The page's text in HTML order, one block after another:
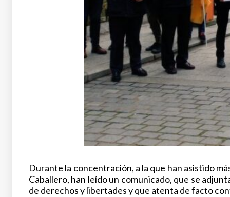
Durante la concentración, a la que han asistido
Caballero, han leído un comunicado, que se
de derechos y libertades y que atenta de facto